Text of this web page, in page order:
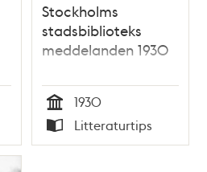
Stockholms
stadsbiblioteks
meddelanden 1930
Tid
1930
Typ
Litteraturtips